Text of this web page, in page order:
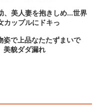
、美人妻を抱きしめ...世界
ップルにドキっ
姿で上品なたたずまいで
美貌ダダ漏れ